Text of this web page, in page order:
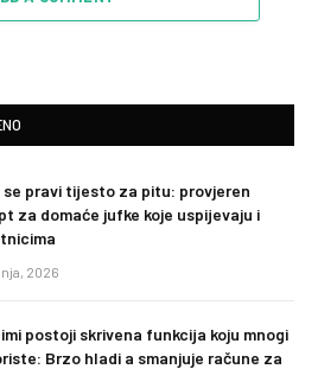
se pravi tijesto za pitu: provjeren
za domaće jufke koje uspijevaju i
2026
postoji skrivena funkcija koju mnogi
Brzo hladi a smanjuje račune za